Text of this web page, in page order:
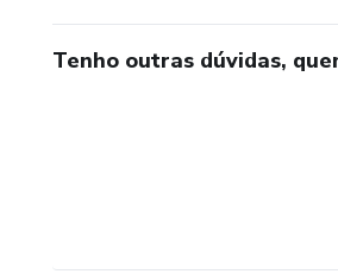
Tenho outras dúvidas,